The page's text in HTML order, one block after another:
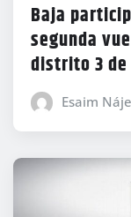
Baja
segunda
distrito 3
Esaim